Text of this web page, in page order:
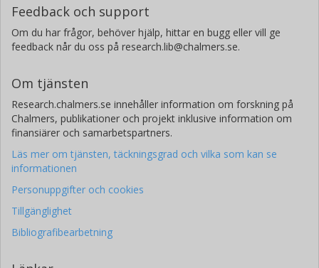
Feedback och support
Om du har frågor, behöver hjälp, hittar en bugg eller vill ge
feedback når du oss på research.lib@chalmers.se.
Om tjänsten
Research.chalmers.se innehåller information om forskning på
Chalmers, publikationer och projekt inklusive information om
finansiärer och samarbetspartners.
Läs mer om tjänsten, täckningsgrad och vilka som kan se
informationen
Personuppgifter och cookies
Tillgänglighet
Bibliografibearbetning